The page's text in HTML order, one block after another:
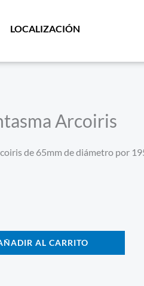
LOCALIZACIÓN
Arcoiris
de 65mm de diámetro por
AL CARRITO